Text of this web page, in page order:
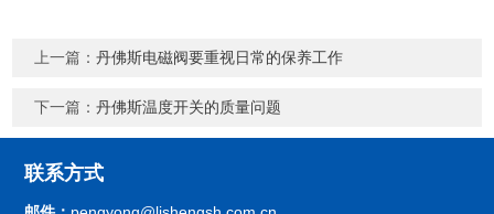
上一篇：丹佛斯电磁阀要重视日常的保养工作
下一篇：丹佛斯温度开关的质量问题
联系方式